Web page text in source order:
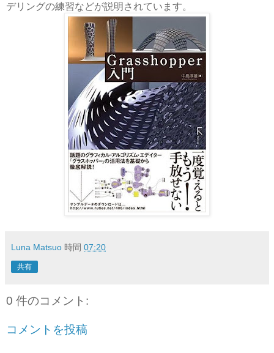
デリングの練習などが説明されています。
Luna Matsuo 時間 07:20
共有
0 件のコメント:
コメントを投稿